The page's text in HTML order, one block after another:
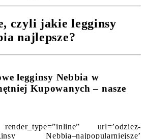
czyli jakie legginsy
najlepsze?
legginsy Nebbia w
Kupowanych – nasze
url=’odziez-
Nebbia–najpopularniejsze’